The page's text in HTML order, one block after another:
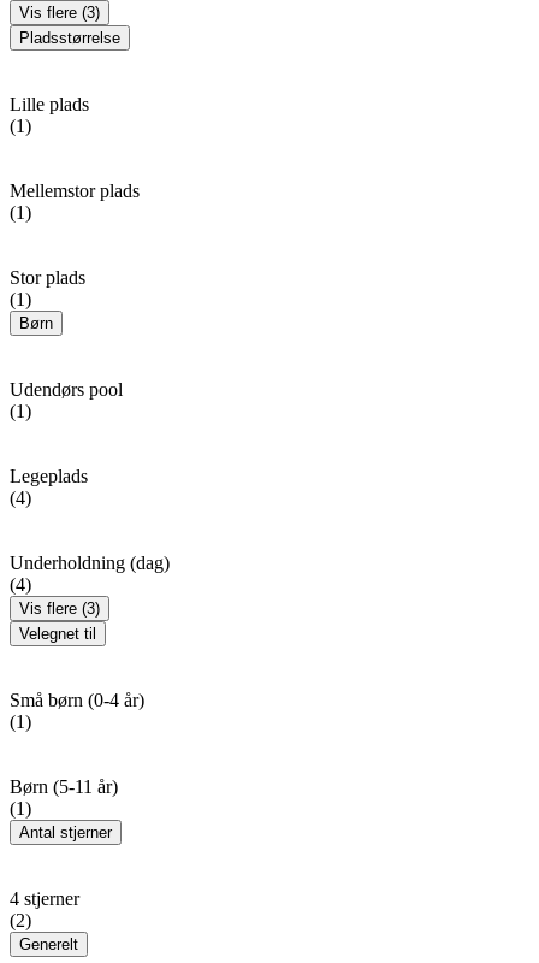
Vis flere (3)
Pladsstørrelse
Lille plads
(1)
Mellemstor plads
(1)
Stor plads
(1)
Børn
Udendørs pool
(1)
Legeplads
(4)
Underholdning (dag)
(4)
Vis flere (3)
Velegnet til
Små børn (0-4 år)
(1)
Børn (5-11 år)
(1)
Antal stjerner
4 stjerner
(2)
Generelt